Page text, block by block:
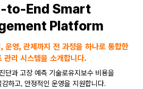
to-End Smart
Platform
운영, 관제까지 전 과정을 하나로 통합한
관리 시스템을 소개합니다.
단과 고장 예측 기술로유지보수 비용을
하고, 안정적인 운영을 지원합니다.